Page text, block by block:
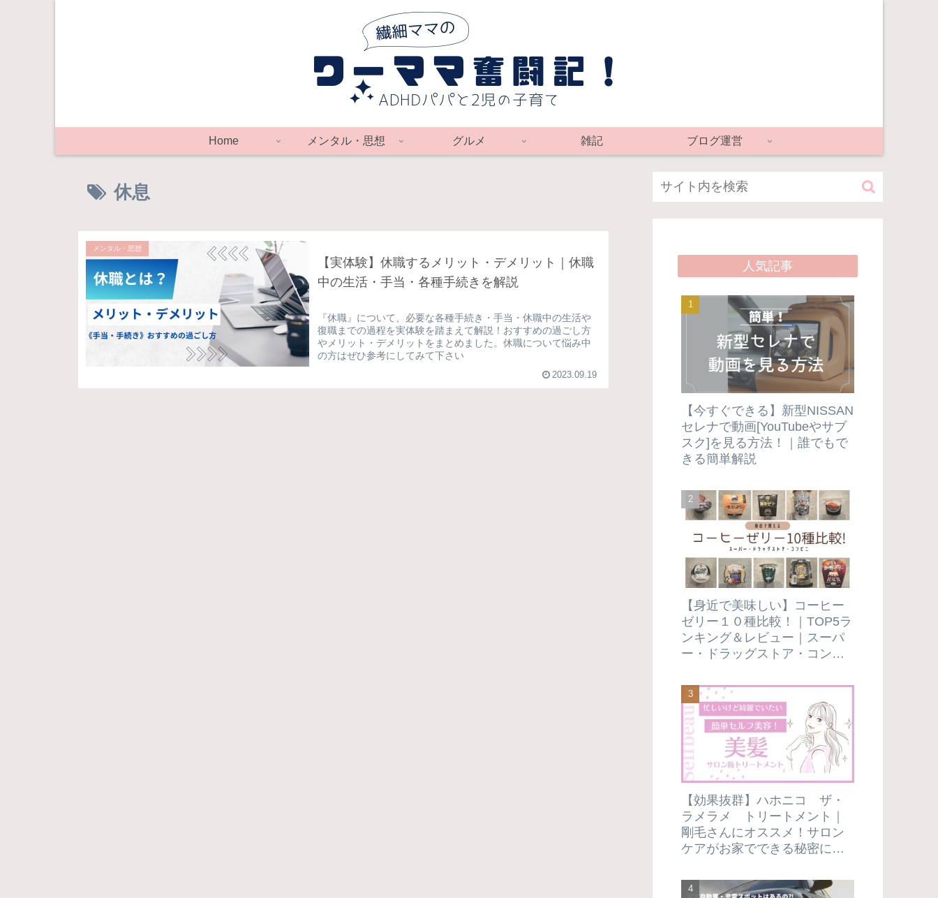
Home メンタル・思想 グルメ 雑記 ブログ運営
休息
メンタル・思想
【実体験】休職するメリット・デメリット｜休職
中の生活・手当・各種手続きを解説
『休職』について、必要な各種手続き・手当・休職中の生活や
復職までの過程を実体験を踏まえて解説！おすすめの過ごし方
やメリット・デメリットをまとめました。休職について悩み中
の方はぜひ参考にしてみて下さい
2023.09.19
人気記事
【今すぐできる】新型NISSAN
セレナで動画[YouTubeやサブ
スク]を見る方法！｜誰でもで
きる簡単解説
【身近で美味しい】コーヒー
ゼリー１０種比較！｜TOP5ラ
ンキング＆レビュー｜スーパ
ー・ドラッグストア・コンビ
てみました！
【効果抜群】ハホニコ ザ・
ラメラメ トリートメント｜
剛毛さんにオススメ！サロン
ケアがお家でできる秘密にし